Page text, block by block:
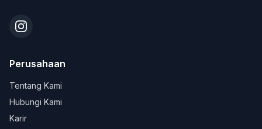
Perusahaan
Tentang Kami
Hubungi Kami
Karir